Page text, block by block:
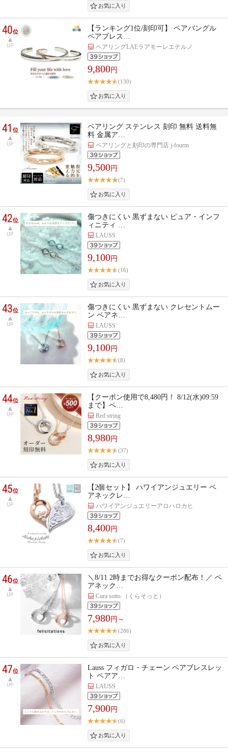
40位
UP
【ランキング1位/刻印可】 ペアバングル
ペアブレス…
ペアリングLAEラアモーレエテルノ
9,800円
(130)
41位
UP
ペアリング ステンレス 刻印 無料 送料無
料 金属ア…
ペアリングと刻印の専門店 j-fourm
9,500円
(7)
42位
UP
傷つきにくい 黒ずまない ピュア・インフ
ィニティ …
LAUSS
9,100円
(16)
43位
UP
傷つきにくい 黒ずまない クレセントムー
ン ペアネ…
LAUSS
9,100円
(8)
44位
UP
【クーポン使用で8,480円！ 8/12(水)09:59
まで】ペ…
Red string
8,980円
(37)
45位
UP
【2個セット】 ハワイアンジュエリー ペ
アネックレ…
ハワイアンジュエリーアロハロカヒ
8,400円
(7)
46位
UP
＼8/11 2時までお得なクーポン配布！／ ペ
アネック…
Cura sotto （くらそっと）
7,980円～
(286)
47位
UP
Lauss フィガロ・チェーン ペアブレスレッ
ト ペアア…
LAUSS
7,900円
(6)